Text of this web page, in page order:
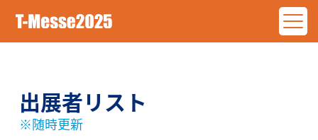
※随時更新
出展者リスト